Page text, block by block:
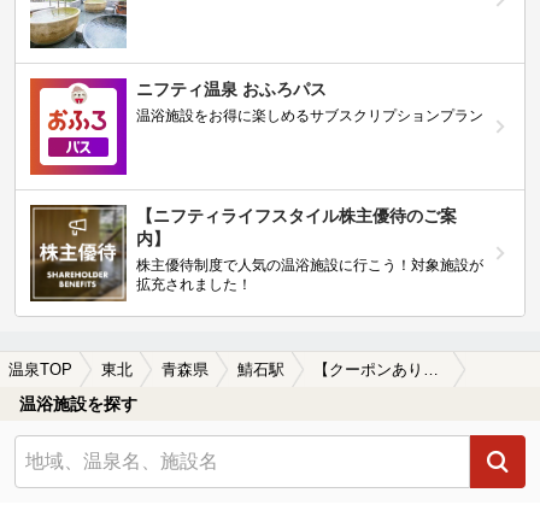
ニフティ温泉 おふろパス
温浴施設をお得に楽しめるサブスクリプションプラン
【ニフティライフスタイル株主優待のご案
内】
株主優待制度で人気の温浴施設に行こう！対象施設が
拡充されました！
温泉TOP 東北 青森県 鯖石駅 【クーポンあり】子連れOKな鯖石駅近くの温泉、日帰り温泉、スーパー銭湯おすすめ
温浴施設を探す